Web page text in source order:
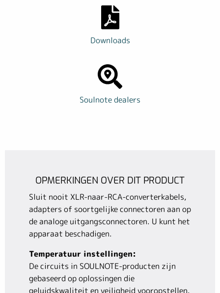
Downloads
Soulnote dealers
OPMERKINGEN OVER DIT PRODUCT
Sluit nooit XLR-naar-RCA-converterkabels,
adapters of soortgelijke connectoren aan op
de analoge uitgangsconnectoren. U kunt het
apparaat beschadigen.
Temperatuur instellingen:
De circuits in SOULNOTE-producten zijn
gebaseerd op oplossingen die
geluidskwaliteit en veiligheid vooropstellen.